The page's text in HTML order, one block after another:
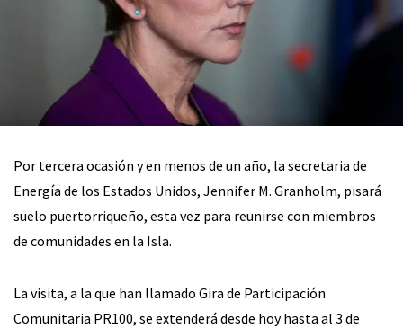
Por tercera ocasión y en menos de un año, la secretaria de
Energía de los Estados Unidos, Jennifer M. Granholm, pisará
suelo puertorriqueño, esta vez para reunirse con miembros
de comunidades en la Isla.
La visita, a la que han llamado Gira de Participación
Comunitaria PR100, se extenderá desde hoy hasta al 3 de